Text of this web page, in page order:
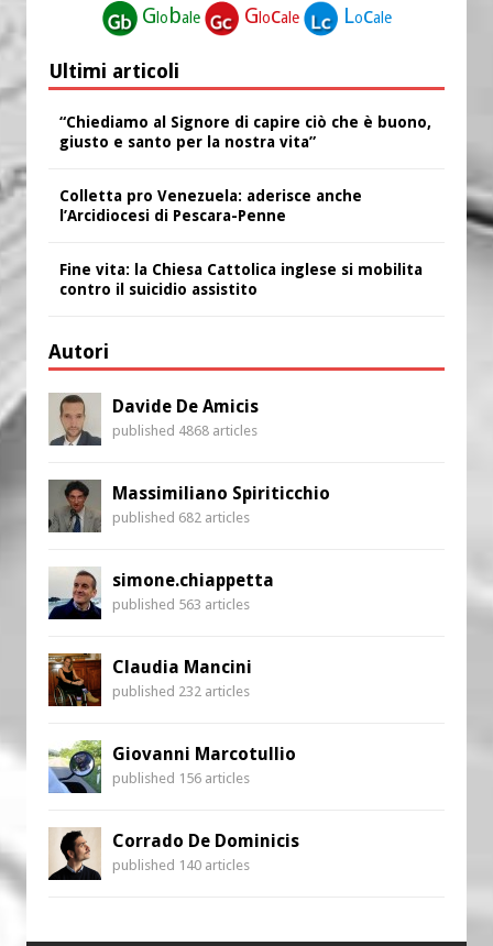
G lobale G locale Locale
Ultimi articoli
“Chiediamo al Signore di capire ciò che è buono,
giusto e santo per la nostra vita”
Colletta pro Venezuela: aderisce anche
l’Arcidiocesi di Pescara-Penne
Fine vita: la Chiesa Cattolica inglese si mobilita
contro il suicidio assistito
Autori
Davide De Amicis
published 4868 articles
Massimiliano Spiriticchio
published 682 articles
simone.chiappetta
published 563 articles
Claudia Mancini
published 232 articles
Giovanni Marcotullio
published 156 articles
Corrado De Dominicis
published 140 articles